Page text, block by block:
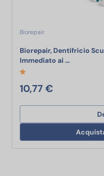
Biorepair
Biorepair, Dentifricio
Immediato ai …
10,77 €